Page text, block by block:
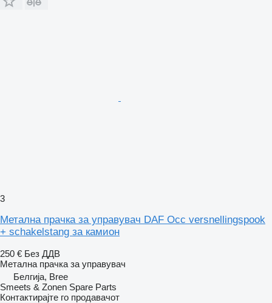
3
Метална прачка за управувач DAF Occ versnellingspook
+ schakelstang за камион
250 € Без ДДВ
Метална прачка за управувач
Белгија, Bree
Smeets & Zonen Spare Parts
Контактирајте го продавачот